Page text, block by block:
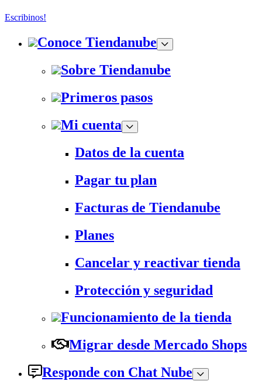
Escribinos!
Conoce Tiendanube
Sobre Tiendanube
Primeros pasos
Mi cuenta
Datos de la cuenta
Pagar tu plan
Facturas de Tiendanube
Planes
Cancelar y reactivar tienda
Protección y seguridad
Funcionamiento de la tienda
Migrar desde Mercado Shops
Responde con Chat Nube